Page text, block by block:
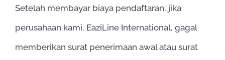
Setelah membayar biaya pendaftaran, jika
perusahaan kami, EaziLine International, gagal
memberikan surat penerimaan awal atau surat